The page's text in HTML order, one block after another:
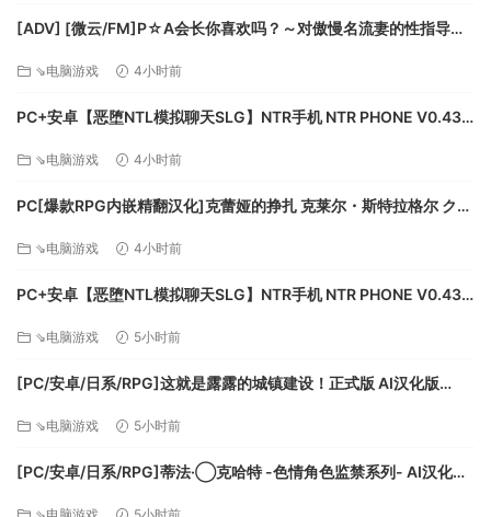
系统需求
Windows
Mac OS X
处理器: Dual-core 2.5 GHz or equivalent
内存: 4 GB RAM
equivalent
附注事项: Minimal resolution: 1280*720
推荐配置:
操作系统: Windows 10 64-bit
处理器: Core i3 2,5 GHz or equivalent
[ADV] [微云/FM]P☆A会长你喜欢吗？～对傲慢名流妻的性指导
汉化+存档 pc [565m]
⇘电脑游戏 4小时前
PC+安卓【恶堕NTL模拟聊天SLG】NTR手机 NTR PHONE V0.43
⇘电脑游戏 4小时前
PC[爆款RPG内嵌精翻汉化]克蕾娅的挣扎 克莱尔・斯特拉格尔 クレ
⇘电脑游戏 4小时前
PC+安卓【恶堕NTL模拟聊天SLG】NTR手机 NTR PHONE V0.43
⇘电脑游戏 5小时前
[PC/安卓/日系/RPG]这就是露露的城镇建设！正式版 AI汉化版
⇘电脑游戏 5小时前
[PC/安卓/日系/RPG]蒂法·◯克哈特 -色情角色监禁系列- AI汉化版